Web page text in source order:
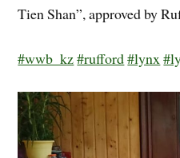
Tien Shan”, approved by
#wwb_kz#rufford#lynx